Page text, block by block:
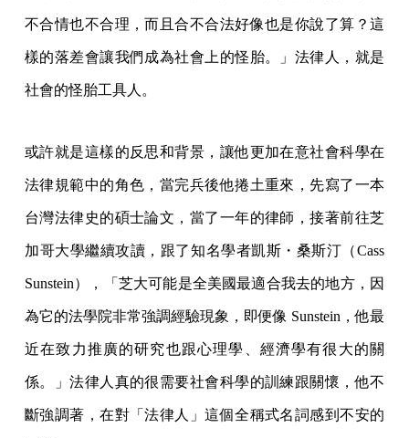
不合情也不合理，而且合不合法好像也是你說了算？這
樣的落差會讓我們成為社會上的怪胎。」法律人，就是
社會的怪胎工具人。
或許就是這樣的反思和背景，讓他更加在意社會科學在
法律規範中的角色，當完兵後他捲土重來，先寫了一本
台灣法律史的碩士論文，當了一年的律師，接著前往芝
加哥大學繼續攻讀，跟了知名學者凱斯・桑斯汀（Cass
Sunstein），「芝大可能是全美國最適合我去的地方，因
為它的法學院非常強調經驗現象，即便像 Sunstein，他最
近在致力推廣的研究也跟心理學、經濟學有很大的關
係。」法律人真的很需要社會科學的訓練跟關懷，他不
斷強調著，在對「法律人」這個全稱式名詞感到不安的